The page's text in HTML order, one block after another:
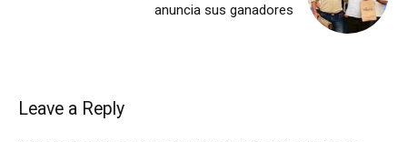
anuncia sus ganadores
Leave a Reply